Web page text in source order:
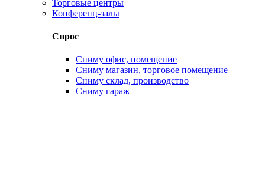
Торговые центры
Конференц-залы
Спрос
Сниму офис, помещение
Сниму магазин, торговое помещение
Сниму склад, производство
Сниму гараж